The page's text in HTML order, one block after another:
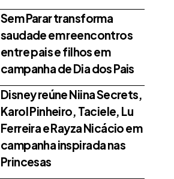
Sem Parar transforma
saudade em reencontros
entre pais e filhos em
campanha de Dia dos Pais
Disney reúne Niina Secrets,
Karol Pinheiro, Taciele, Lu
Ferreira e Rayza Nicácio em
campanha inspirada nas
Princesas